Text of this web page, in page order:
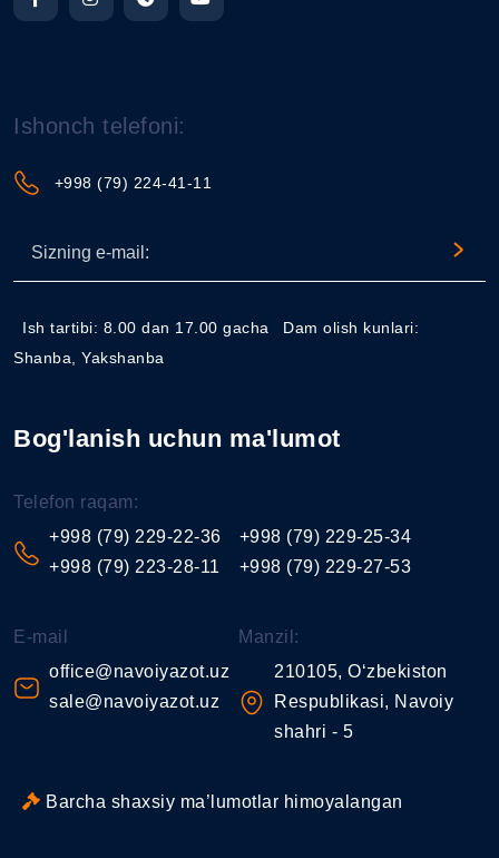
Ishonch telefoni:
+998 (79) 224-41-11
Ish tartibi: 8.00 dan 17.00 gacha
Dam olish kunlari:
Shanba, Yakshanba
Bog'lanish uchun ma'lumot
Telefon raqam:
+998 (79) 229-22-36
+998 (79) 223-28-11
+998 (79) 229-25-34
+998 (79) 229-27-53
E-mail
office@navoiyazot.uz
sale@navoiyazot.uz
Manzil:
210105, O‘zbekiston
Respublikasi, Navoiy
shahri - 5
Barcha shaxsiy ma’lumotlar himoyalangan